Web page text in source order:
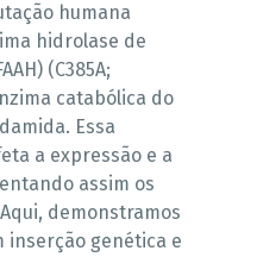
humana
hidrolase de
(C385A;
catabólica do
Essa
a expressão e a
assim os
demonstramos
inserção genética e